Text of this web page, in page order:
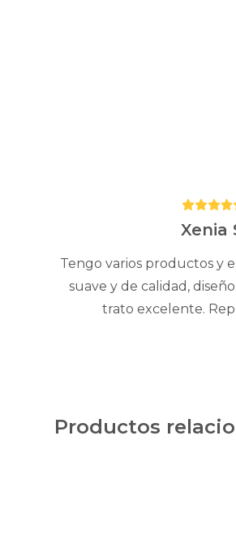
5
Xenia
Tengo varios productos y
suave y de calidad,
trato excelente.
Productos